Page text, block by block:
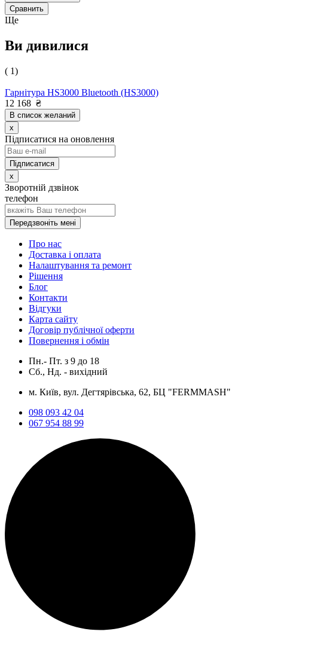
Сравнить
Ще
Ви дивилися
( 1)
Гарнітура HS3000 Bluetooth (HS3000)
12 168 ₴
В список желаний
x
Підписатися на оновлення
x
Зворотній дзвінок
телефон
Передзвоніть мені
Про нас
Доставка і оплата
Налаштування та ремонт
Рішення
Блог
Контакти
Відгуки
Карта сайту
Договір публічної оферти
Повернення і обмін
Пн.- Пт. з 9 до 18
Сб., Нд. - вихідний
м. Київ, вул. Дегтярівська, 62, БЦ "FERMMASH"
098 093 42 04
067 954 88 99